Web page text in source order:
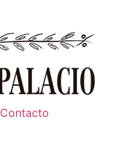
Contacto